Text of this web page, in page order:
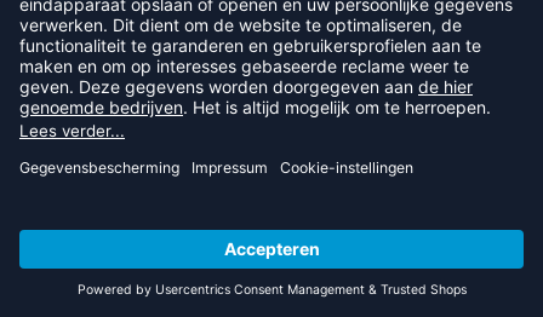
FAQ
Referenties
Vacatures
Geschillen
Duurzaamheid en sociaal
Algemene informatie
BETAALMETHODEN